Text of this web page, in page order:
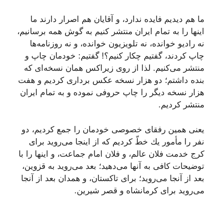
ما هم دیدیم فایده ندارد، و آقایان هم اصرار دارند ما
اینها را به تمام ایران منتشر كنیم به گوش همه برسانیم،
نه رادیو خوانده، نه تلویزیون خوانده، و نه روزنامه‌ها
چاپ كردند، گفتیم چكار كنیم؟! گفتیم: خودمان چاپ و
منتشر مى‌كنیم. لذا از روى زیراكس همان نسخه‌اى كه
بنده داشتم؛ دو هزار نسخه عكس بردارى كردیم و هفت
هزار نسخه دیگر را چاپ حروفى نموده و به تمام ایران
منتشر كردیم.
یعنى همین رفقاى خصوصى خودمان را جمع كردیم، دو
نفر را مأمور یك خطّ كردیم كه از اینجا مى‌روید براى
كرج خدمت فلان عالم، و فلان امام جماعت، و اینها را با
توضیحات كافى به آنها مى‌دهید؛ بعد مى‌روید به قزوین،
بعد از آنجا مى‌روید؛ براى تاكستان، و همدان بعد از آنجا
مى‌روید براى كرمانشاه و قصر شیرین.